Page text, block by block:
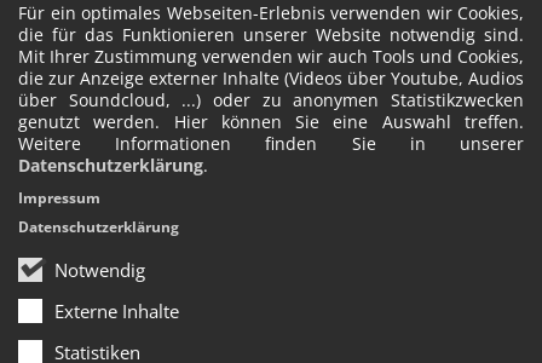
Für ein optimales Webseiten-Erlebnis verwenden wir Cookies,
die für das Funktionieren unserer Website notwendig sind.
Mit Ihrer Zustimmung verwenden wir auch Tools und Cookies,
die zur Anzeige externer Inhalte (Videos über Youtube, Audios
über Soundcloud, ...) oder zu anonymen Statistikzwecken
genutzt werden. Hier können Sie eine Auswahl treffen.
Weitere Informationen finden Sie in unserer
Datenschutzerklärung.
Notwendig
Externe Inhalte
Statistiken
Impressum
Datenschutzerklärung